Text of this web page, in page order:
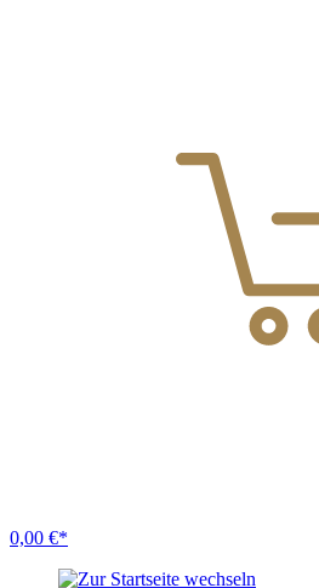
0,00 €*